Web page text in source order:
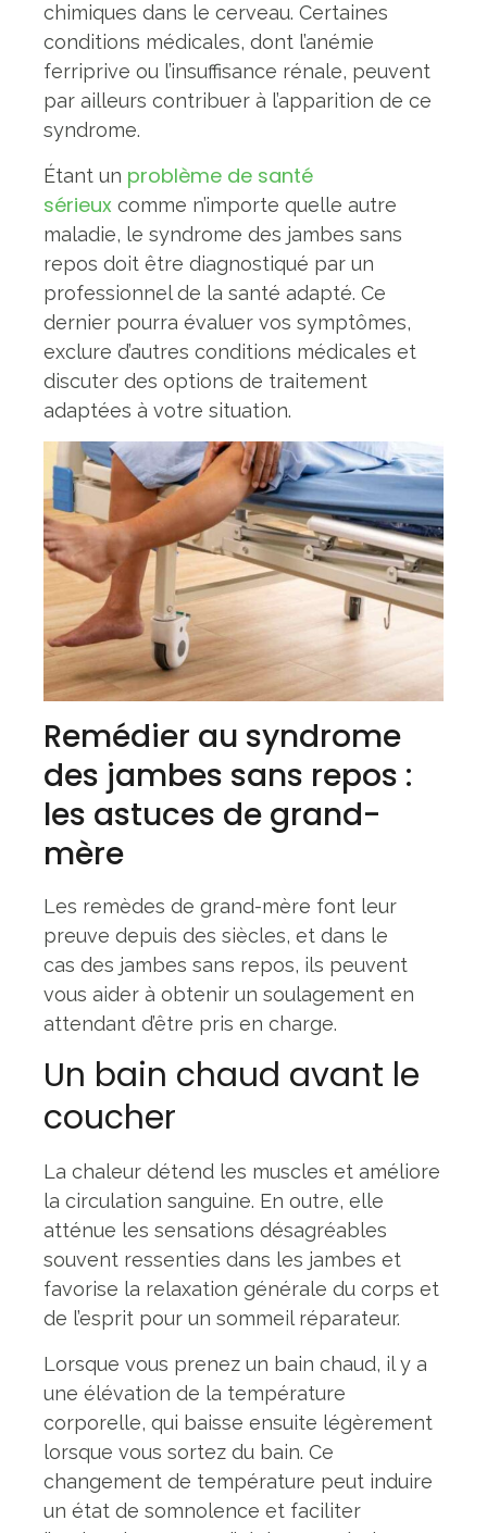
chimiques dans le cerveau. Certaines
conditions médicales, dont l’anémie
ferriprive ou l’insuffisance rénale, peuvent
par ailleurs contribuer à l’apparition de ce
syndrome.
Étant un problème de santé
sérieux comme n’importe quelle autre
maladie, le syndrome des jambes sans
repos doit être diagnostiqué par un
professionnel de la santé adapté. Ce
dernier pourra évaluer vos symptômes,
exclure d’autres conditions médicales et
discuter des options de traitement
adaptées à votre situation.
Remédier au syndrome
des jambes sans repos :
les astuces de grand-
mère
Les remèdes de grand-mère font leur
preuve depuis des siècles, et dans le
cas des jambes sans repos, ils peuvent
vous aider à obtenir un soulagement en
attendant d’être pris en charge.
Un bain chaud avant le
coucher
La chaleur détend les muscles et améliore
la circulation sanguine. En outre, elle
atténue les sensations désagréables
souvent ressenties dans les jambes et
favorise la relaxation générale du corps et
de l’esprit pour un sommeil réparateur.
Lorsque vous prenez un bain chaud, il y a
une élévation de la température
corporelle, qui baisse ensuite légèrement
lorsque vous sortez du bain. Ce
changement de température peut induire
un état de somnolence et faciliter